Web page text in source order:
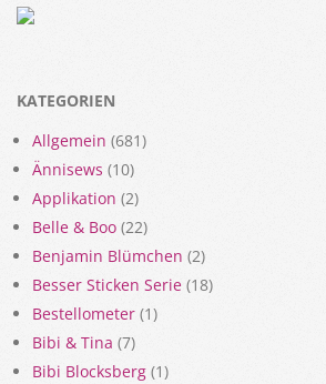
KATEGORIEN
Allgemein (681)
Ännisews (10)
Applikation (2)
Belle & Boo (22)
Benjamin Blümchen (2)
Besser Sticken Serie (18)
Bestellometer (1)
Bibi & Tina (7)
Bibi Blocksberg (1)